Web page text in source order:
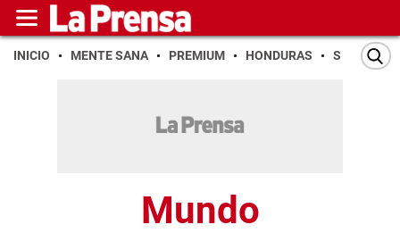
INICIO MENTE SANA PREMIUM HONDURAS SAN PEDRO
Mundo